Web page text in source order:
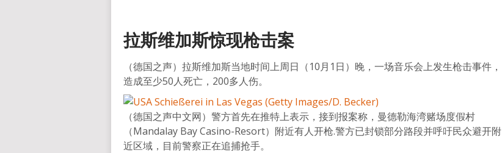
拉斯维加斯惊现枪击案
（德国之声）拉斯维加斯当地时间上周日（10月1日）晚，一场音乐会上发生枪击事件，
造成至少50人死亡，200多人伤。
（德国之声中文网）警方首先在推特上表示，接到报案称，曼德勒海湾赌场度假村
（Mandalay Bay Casino-Resort）附近有人开枪.警方已封锁部分路段并呼吁民众避开附
近区域，目前警察正在追捕抢手。